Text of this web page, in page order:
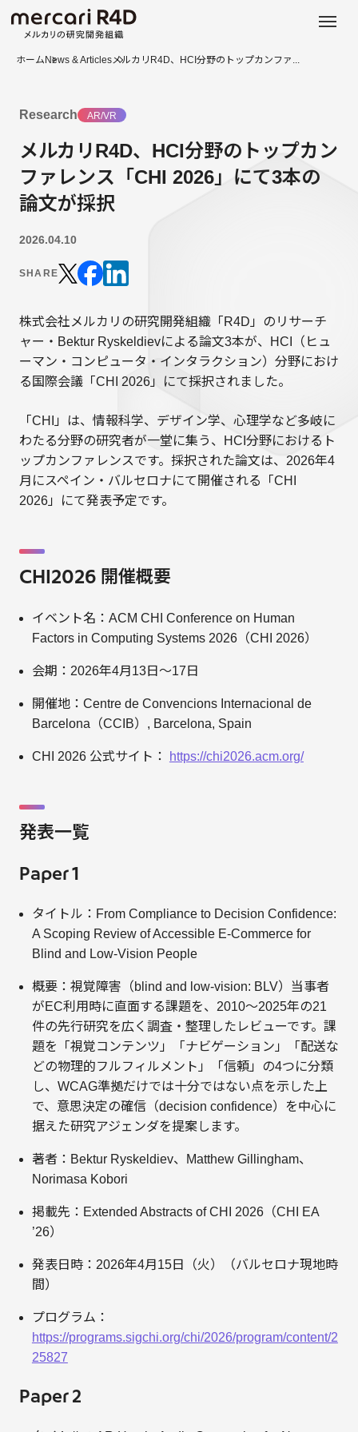
ホーム News & ArticlesメルカリR4D、HCI分野のトップカンファ...
Research AR/VR
メルカリR4D、HCI分野のトップカン
ファレンス「CHI 2026」にて3本の
論文が採択
2026.04.10
SHARE
株式会社メルカリの研究開発組織「R4D」のリサーチ
ャー・Bektur Ryskeldievによる論文3本が、HCI（ヒュ
ーマン・コンピュータ・インタラクション）分野におけ
る国際会議「CHI 2026」にて採択されました。
「CHI」は、情報科学、デザイン学、心理学など多岐に
わたる分野の研究者が一堂に集う、HCI分野におけるト
ップカンファレンスです。採択された論文は、2026年4
月にスペイン・バルセロナにて開催される「CHI
2026」にて発表予定です。
CHI2026 開催概要
イベント名：ACM CHI Conference on Human
Factors in Computing Systems 2026（CHI 2026）
会期：2026年4月13日〜17日
開催地：Centre de Convencions Internacional de
Barcelona（CCIB）, Barcelona, Spain
CHI 2026 公式サイト： https://chi2026.acm.org/
発表一覧
Paper 1
タイトル：From Compliance to Decision Confidence:
A Scoping Review of Accessible E-Commerce for
Blind and Low-Vision People
概要：視覚障害（blind and low-vision: BLV）当事者
がEC利用時に直面する課題を、2010〜2025年の21
件の先行研究を広く調査・整理したレビューです。課
題を「視覚コンテンツ」「ナビゲーション」「配送な
どの物理的フルフィルメント」「信頼」の4つに分類
し、WCAG準拠だけでは十分ではない点を示した上
で、意思決定の確信（decision confidence）を中心に
据えた研究アジェンダを提案します。
著者：Bektur Ryskeldiev、Matthew Gillingham、
Norimasa Kobori
掲載先：Extended Abstracts of CHI 2026（CHI EA
’26）
発表日時：2026年4月15日（火）（バルセロナ現地時
間）
プログラム：
https://programs.sigchi.org/chi/2026/program/content/2
25827
Paper 2